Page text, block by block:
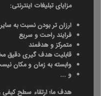
مزایای تبلیغات اینترنتی:
ارزان تر بودن نسبت به
فرایند راحت و سریع
متمرکز و هدفمند
قابلیت هدف گیری دقیق
وابسته به زمان و مکان
و ...
هدف ما؛ ارتقاء سطح کیفی